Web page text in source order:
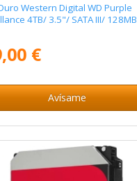
Western Digital WD Purple
4TB/ 3.5"/ SATA III/ 128MB
€
Avísame